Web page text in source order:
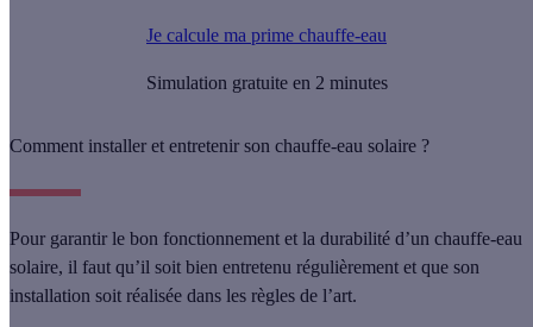
Je calcule ma prime chauffe-eau
Simulation gratuite en 2 minutes
Comment installer et entretenir son chauffe-eau solaire ?
Pour garantir le bon fonctionnement et la durabilité d’un chauffe-eau
solaire, il faut qu’il soit bien entretenu régulièrement et que son
installation soit réalisée dans les règles de l’art.